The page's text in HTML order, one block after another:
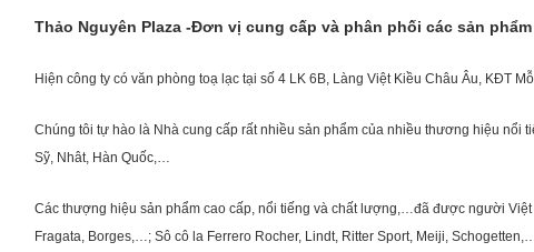
Thảo Nguyên Plaza -Đơn vị cung cấp và phân phối các sản
Hiện công ty có văn phòng toạ lạc tại số 4 LK 6B, Làng Việt Kiều Châu Âu, KĐT
Chúng tôi tự hào là Nhà cung cấp rất nhiều sản phẩm của nhiều thương hiệu nổi
Sỹ, Nhât, Hàn Quốc,…
Các thượng hiệu sản phẩm cao cấp, nổi tiếng và chất lượng,…đã được người
Fragata, Borges,…; Sô cô la Ferrero Rocher, Lindt, Ritter Sport, Meiji,